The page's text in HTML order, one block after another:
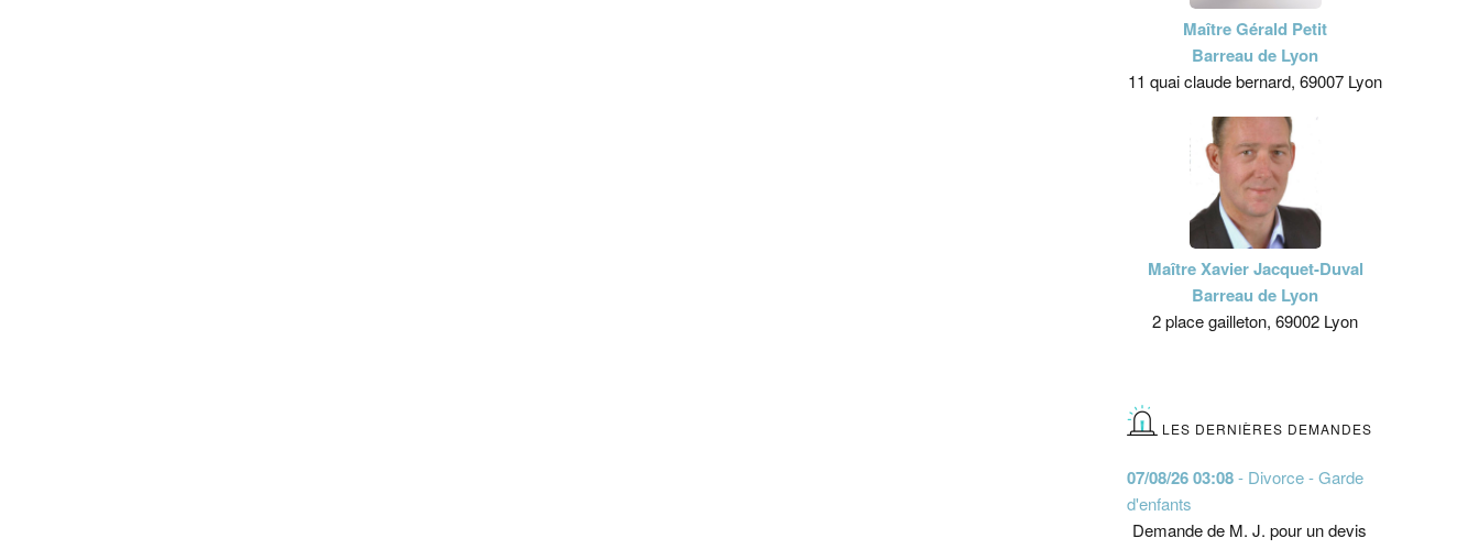
Maître Gérald Petit
Barreau de Lyon
11 quai claude bernard, 69007 Lyon
Maître Xavier Jacquet-Duval
Barreau de Lyon
2 place gailleton, 69002 Lyon
LES DERNIÈRES DEMANDES
07/08/26 03:08- Divorce - Garde
d'enfants
Demande de M. J. pour un devis